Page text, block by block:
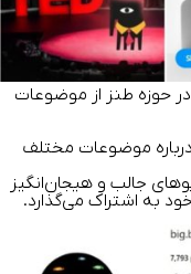
در حوزه طنز از موضوعات
موضوعات مختلف
و ویدیوهای جالب و هیجان‌انگیز
به اشتراک می‌گذارد.